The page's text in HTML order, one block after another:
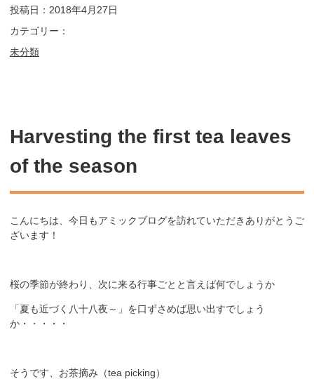
投稿日：2018年4月27日
カテゴリー：
未分類
Harvesting the first tea leaves
of the season
こんにちは、今日もアミックブログを訪れていただきありがとうご
ざいます！
桜の季節が終わり、次に来る行事ごとと言えば何でしょうか
「夏も近づく八十八夜～」を口ずさめば思い出すでしょう
か・・・・・
そうです、お茶摘み（tea picking）